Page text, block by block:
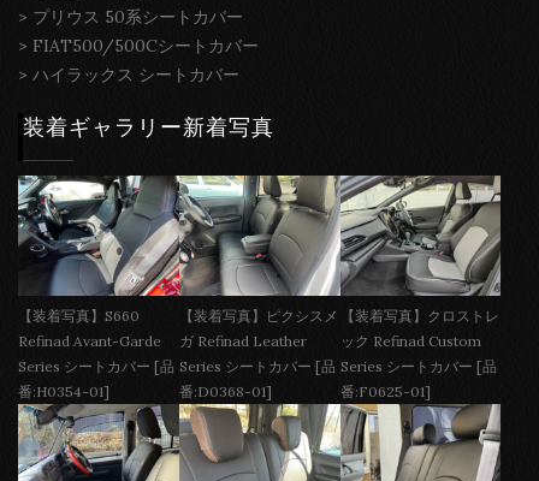
> プリウス 50系シートカバー
> FIAT500/500Cシートカバー
> ハイラックス シートカバー
装着ギャラリー新着写真
【装着写真】S660
Refinad Avant-Garde
Series シートカバー [品
番:H0354-01]
【装着写真】ピクシスメ
ガ Refinad Leather
Series シートカバー [品
番:D0368-01]
【装着写真】クロストレ
ック Refinad Custom
Series シートカバー [品
番:F0625-01]